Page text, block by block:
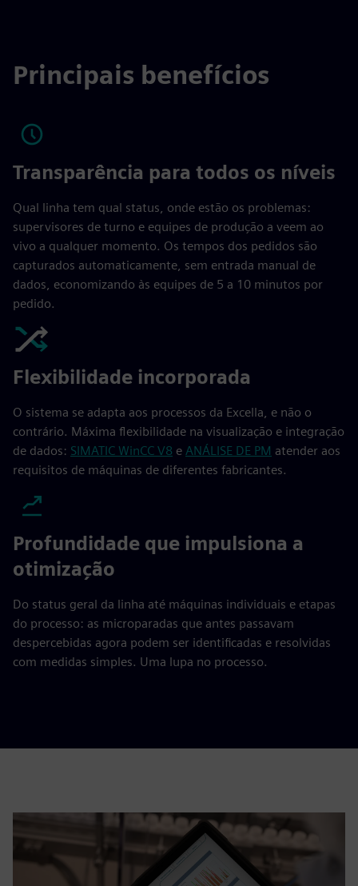
Principais benefícios
Transparência para todos os níveis
Qual linha tem qual status, onde estão os problemas:
supervisores de turno e equipes de produção a veem ao
vivo a qualquer momento. Os tempos dos pedidos são
capturados automaticamente, sem entrada manual de
dados, economizando às equipes de 5 a 10 minutos por
pedido.
Flexibilidade incorporada
O sistema se adapta aos processos da Excella, e não o
contrário. Máxima flexibilidade na visualização e integração
de dados: SIMATIC WinCC V8 e ANÁLISE DE PM atender aos
requisitos de máquinas de diferentes fabricantes.
Profundidade que impulsiona a
otimização
Do status geral da linha até máquinas individuais e etapas
do processo: as microparadas que antes passavam
despercebidas agora podem ser identificadas e resolvidas
com medidas simples. Uma lupa no processo.